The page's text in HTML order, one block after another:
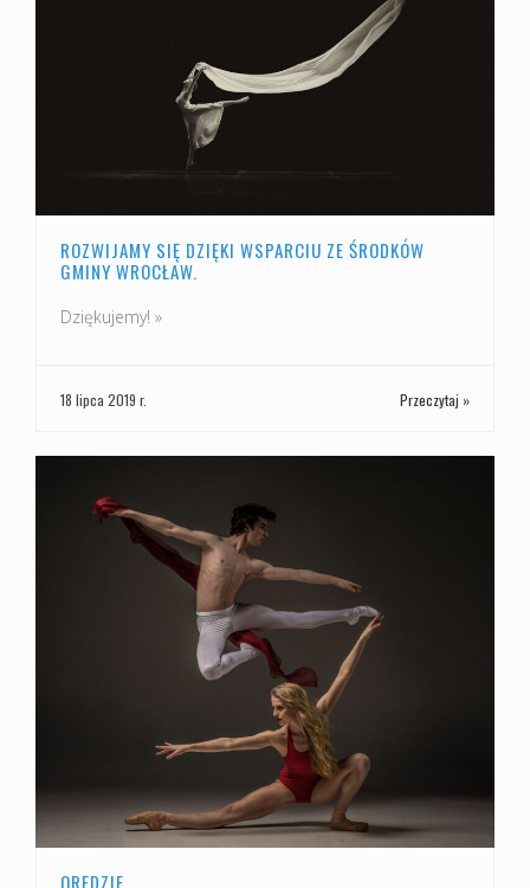
ROZWIJAMY SIĘ DZIĘKI WSPARCIU ZE ŚRODKÓW
GMINY WROCŁAW.
Dziękujemy! »
18 lipca 2019 r. Przeczytaj »
ORĘDZIE